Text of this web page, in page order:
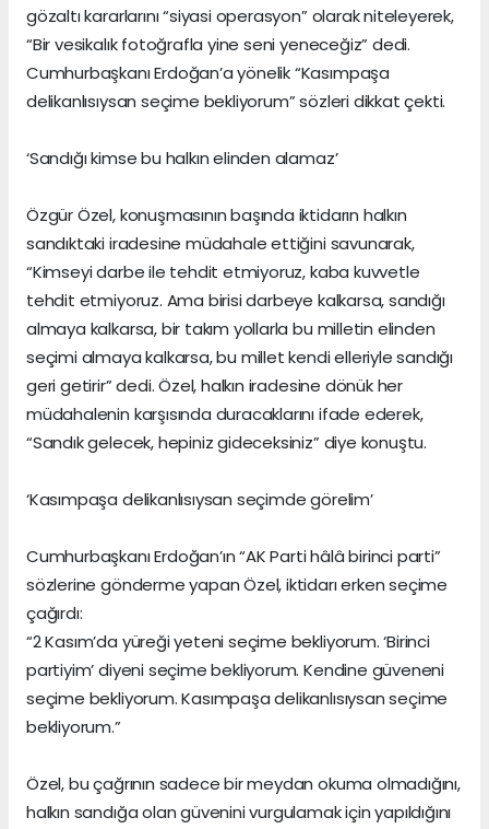
gözaltı kararlarını “siyasi operasyon” olarak niteleyerek,
“Bir vesikalık fotoğrafla yine seni yeneceğiz” dedi.
Cumhurbaşkanı Erdoğan’a yönelik “Kasımpaşa
delikanlısıysan seçime bekliyorum” sözleri dikkat çekti.
‘Sandığı kimse bu halkın elinden alamaz’
Özgür Özel, konuşmasının başında iktidarın halkın
sandıktaki iradesine müdahale ettiğini savunarak,
“Kimseyi darbe ile tehdit etmiyoruz, kaba kuvvetle
tehdit etmiyoruz. Ama birisi darbeye kalkarsa, sandığı
almaya kalkarsa, bir takım yollarla bu milletin elinden
seçimi almaya kalkarsa, bu millet kendi elleriyle sandığı
geri getirir” dedi. Özel, halkın iradesine dönük her
müdahalenin karşısında duracaklarını ifade ederek,
“Sandık gelecek, hepiniz gideceksiniz” diye konuştu.
‘Kasımpaşa delikanlısıysan seçimde görelim’
Cumhurbaşkanı Erdoğan’ın “AK Parti hâlâ birinci parti”
sözlerine gönderme yapan Özel, iktidarı erken seçime
çağırdı:
“2 Kasım’da yüreği yeteni seçime bekliyorum. ‘Birinci
partiyim’ diyeni seçime bekliyorum. Kendine güveneni
seçime bekliyorum. Kasımpaşa delikanlısıysan seçime
bekliyorum.”
Özel, bu çağrının sadece bir meydan okuma olmadığını,
halkın sandığa olan güvenini vurgulamak için yapıldığını